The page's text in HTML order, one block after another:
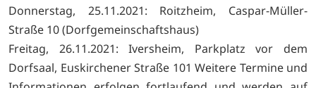
Donnerstag, 25.11.2021: Roitzheim, Caspar-Müller-
Straße 10 (Dorfgemeinschaftshaus)
Freitag, 26.11.2021: Iversheim, Parkplatz vor dem
Dorfsaal, Euskirchener Straße 101 Weitere Termine und